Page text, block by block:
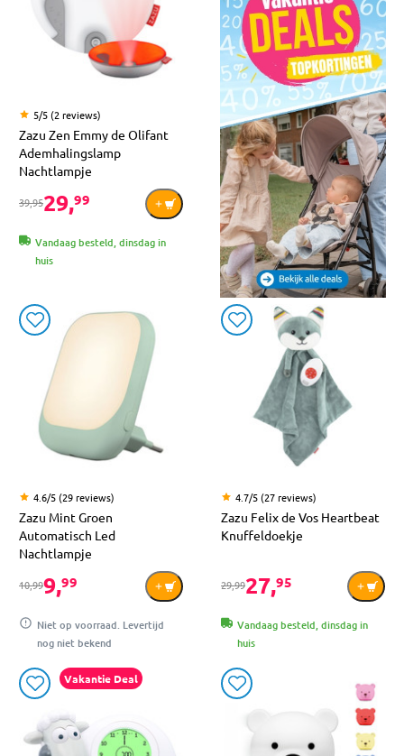
5/5 (2 reviews)
Zazu Zen Emmy de Olifant
Ademhalingslamp
Nachtlampje
39,9529,99
Vandaag besteld, dinsdag in
huis
4.6/5 (29 reviews)
Zazu Mint Groen
Automatisch Led
Nachtlampje
10,999,99
Niet op voorraad. Levertijd
nog niet bekend
4.7/5 (27 reviews)
Zazu Felix de Vos Heartbeat
Knuffeldoekje
29,9927,95
Vandaag besteld, dinsdag in
huis
Vakantie Deal